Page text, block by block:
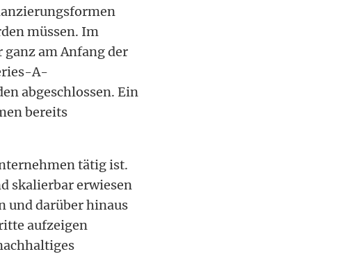
müssen. Im
am Anfang der
A-
abgeschlossen. Ein
bereits
tätig ist.
skalierbar erwiesen
und darüber hinaus
aufzeigen